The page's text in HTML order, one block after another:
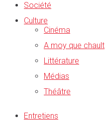
Société
Culture
Cinéma
A moy que chault
Littérature
Médias
Théâtre
Entretiens